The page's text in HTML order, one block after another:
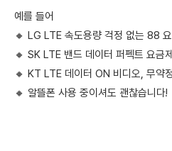
예를 들어
🔸 LG LTE 속도용량 걱정 없는 88
🔸 SK LTE 밴드 데이터 퍼펙트 요금
🔸 KT LTE 데이터 ON 비디오, 무약
🔸 알뜰폰 사용 중이셔도 괜찮습니다!